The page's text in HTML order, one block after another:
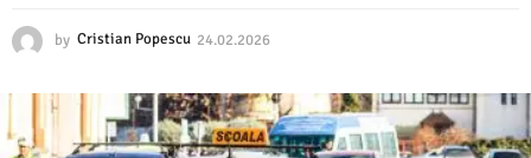
by Cristian Popescu 24.02.2026
0
2
.